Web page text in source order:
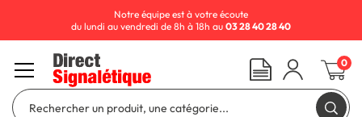
Notre équipe est à votre écoute
du lundi au vendredi de 8h à 18h au 03 28 40 28 40
0